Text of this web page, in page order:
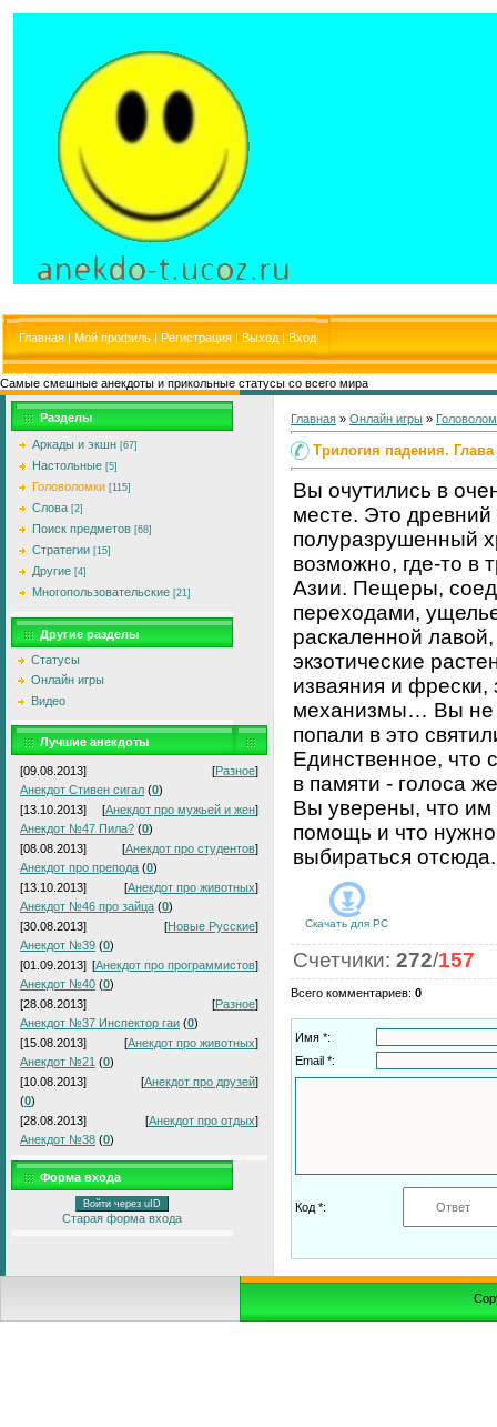
Главная | Мой профиль | Регистрация | Выход | Вход
Самые смешные анекдоты и прикольные статусы со всего мира
Разделы
Аркады и экшн [67]
Настольные [5]
Головоломки [115]
Слова [2]
Поиск предметов [68]
Стратегии [15]
Другие [4]
Многопользовательские [21]
Другие разделы
Статусы
Онлайн игры
Видео
Лучшие анекдоты
[09.08.2013] [Разное]
Анекдот Стивен сигал (0)
[13.10.2013]
[Анекдот про мужьей и жен]
Анекдот №47 Пила? (0)
[08.08.2013]
[Анекдот про студентов]
Анекдот про препода (0)
[13.10.2013]
[Анекдот про животных]
Анекдот №46 про зайца (0)
[30.08.2013]
[Новые Русские]
Анекдот №39 (0)
[01.09.2013] [Анекдот про программистов]
Анекдот №40 (0)
[28.08.2013]
[Разное]
Анекдот №37 Инспектор гаи (0)
[15.08.2013]
[Анекдот про животных]
Анекдот №21 (0)
[10.08.2013]
[Анекдот про друзей]
(0)
[28.08.2013]
[Анекдот про отдых]
Анекдот №38 (0)
Форма входа
Войти через uID
Старая форма входа
Главная » Онлайн игры »
Трилогия падения.
Вы очутились в
месте. Это древний
полуразрушенный
возможно, где-то в
Азии. Пещеры,
переходами,
раскаленной
экзотические
изваяния и фрески,
механизмы… Вы не
попали в это
Единственное, что
в памяти - голоса
Вы уверены, что им
помощь и что
выбираться отсюда.
Скачать для PC
Счетчики: 272/157
Всего комментариев: 0
Имя *:
Email *:
Код *: